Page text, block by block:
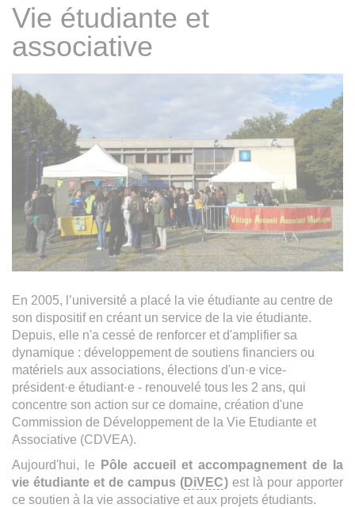
Vie étudiante et
associative
En 2005, l’université a placé la vie étudiante au centre de
son dispositif en créant un service de la vie étudiante.
Depuis, elle n'a cessé de renforcer et d'amplifier sa
dynamique : développement de soutiens financiers ou
matériels aux associations, élections d'un·e vice-
président·e étudiant·e - renouvelé tous les 2 ans, qui
concentre son action sur ce domaine, création d'une
Commission de Développement de la Vie Etudiante et
Associative (CDVEA).
Aujourd'hui, le
Pôle accueil et accompagnement de la
vie étudiante et de campus (DiVEC)est là pour apporter
ce soutien à la vie associative et aux projets étudiants.